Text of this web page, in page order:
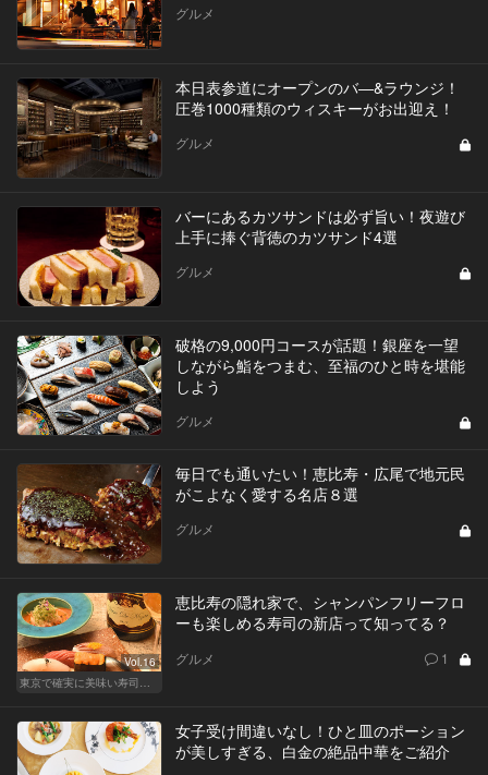
グルメ
本日表参道にオープンのバ―&ラウンジ！
圧巻1000種類のウィスキーがお出迎え！
グルメ
バーにあるカツサンドは必ず旨い！夜遊び
上手に捧ぐ背徳のカツサンド4選
グルメ
破格の9,000円コースが話題！銀座を一望
しながら鮨をつまむ、至福のひと時を堪能
しよう
グルメ
毎日でも通いたい！恵比寿・広尾で地元民
がこよなく愛する名店８選
グルメ
Vol.16
恵比寿の隠れ家で、シャンパンフリーフロ
ーも楽しめる寿司の新店って知ってる？
グルメ 1
女子受け間違いなし！ひと皿のポーション
が美しすぎる、白金の絶品中華をご紹介